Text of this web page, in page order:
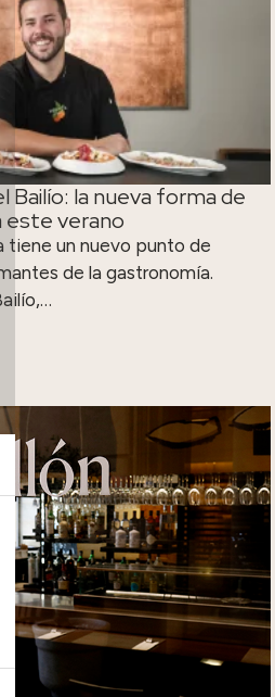
Bailío: la nueva forma de
este verano
tiene un nuevo punto de
de la gastronomía.